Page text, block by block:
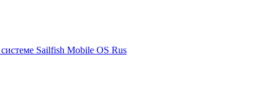
Sailfish Mobile OS Rus